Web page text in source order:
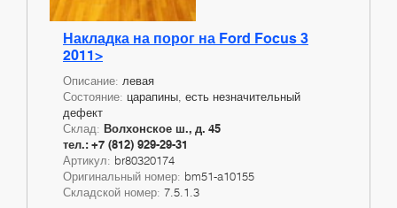
Накладка на порог на Ford Focus 3
2011>
Описание: левая
Состояние: царапины, есть незначительный
дефект
Склад: Волхонское ш., д. 45
тел.: +7 (812) 929-29-31
Артикул: br80320174
Оригинальный номер: bm51-a10155
Складской номер: 7.5.1.3